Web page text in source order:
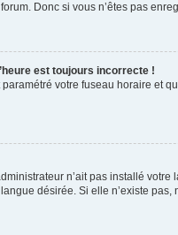
Donc si vous n’êtes pas
est toujours incorrecte !
votre fuseau horaire et
n’ait pas installé
désirée. Si elle n’existe